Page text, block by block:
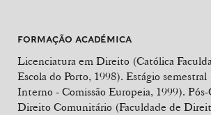
FORMAÇÃO ACADÉMICA
Licenciatura em Direito (Católica
Escola do Porto, 1998). Estágio
Interno - Comissão Europeia, 1999). Pós-
Direito Comunitário (Faculdade de